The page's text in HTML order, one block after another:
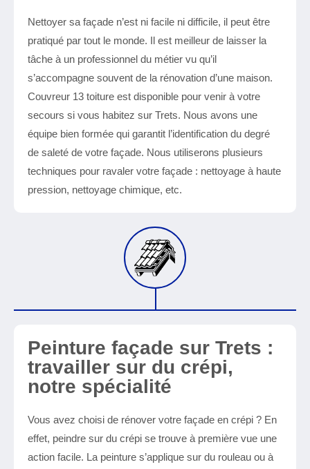
Nettoyer sa façade n’est ni facile ni difficile, il peut être
pratiqué par tout le monde. Il est meilleur de laisser la
tâche à un professionnel du métier vu qu’il
s’accompagne souvent de la rénovation d’une maison.
Couvreur 13 toiture est disponible pour venir à votre
secours si vous habitez sur Trets. Nous avons une
équipe bien formée qui garantit l’identification du degré
de saleté de votre façade. Nous utiliserons plusieurs
techniques pour ravaler votre façade : nettoyage à haute
pression, nettoyage chimique, etc.
Peinture façade sur Trets :
travailler sur du crépi,
notre spécialité
Vous avez choisi de rénover votre façade en crépi ? En
effet, peindre sur du crépi se trouve à première vue une
action facile. La peinture s’applique sur du rouleau ou à